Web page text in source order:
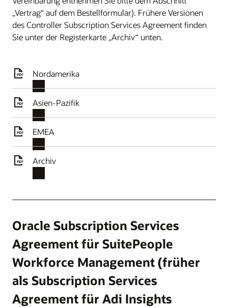
„Vertrag“ auf dem Bestellformular). Frühere Versionen
des Controller Subscription Services Agreement finden
Sie unter der Registerkarte „Archiv“ unten.
Nordamerika
Asien-Pazifik
EMEA
Archiv
Oracle Subscription Services
Agreement für SuitePeople
Workforce Management (früher
als Subscription Services
Agreement für Adi Insights